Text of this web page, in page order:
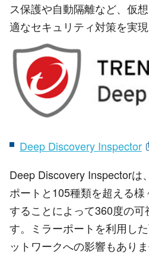
ス保護や自動隔離など、仮
適なセキュリティ対策を実現
Deep Discovery Inspector
Deep Discovery Inspectorは
ポートと105種類を超える
することによって360度の可
す。ミラーポートを利用し
ットワークへの影響もありま